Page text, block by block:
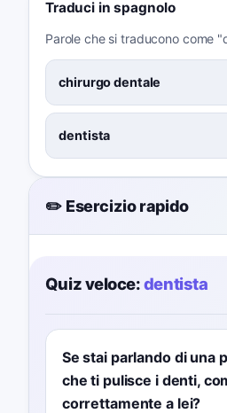
Traduci in spagnolo
Parole che si traducono come
chirurgo dentale
dentista
✏️ Esercizio rapido
Quiz veloce:dentista
Se stai parlando di una
che ti pulisce i denti,
correttamente a lei?